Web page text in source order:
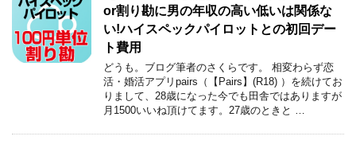
or割り勘に男の年収の高い低いは関係な
い!ハイスペックパイロットとの初回デー
ト費用
どうも。ブログ筆者のさくらです。 相変わらず恋
活・婚活アプリpairs（【Pairs】(R18) ）を続けてお
りまして、28歳になった今でも田舎ではありますが
月1500いいね頂けてます。27歳のときと …